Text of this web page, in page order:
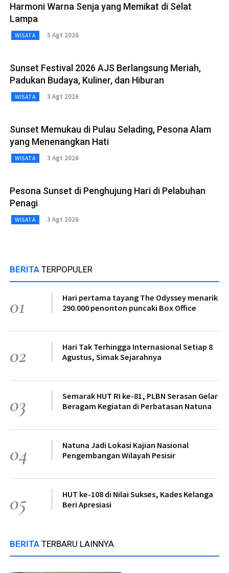
Harmoni Warna Senja yang Memikat di Selat
Lampa
WISATA 5 Agt 2026
Sunset Festival 2026 AJS Berlangsung Meriah,
Padukan Budaya, Kuliner, dan Hiburan
WISATA 3 Agt 2026
Sunset Memukau di Pulau Selading, Pesona Alam
yang Menenangkan Hati
WISATA 3 Agt 2026
Pesona Sunset di Penghujung Hari di Pelabuhan
Penagi
WISATA 3 Agt 2026
BERITA TERPOPULER
01
Hari pertama tayang The Odyssey menarik
290.000 penonton puncaki Box Office
02
Hari Tak Terhingga Internasional Setiap 8
Agustus, Simak Sejarahnya
03
Semarak HUT RI ke-81, PLBN Serasan Gelar
Beragam Kegiatan di Perbatasan Natuna
04
Natuna Jadi Lokasi Kajian Nasional
Pengembangan Wilayah Pesisir
05
HUT ke-108 di Nilai Sukses, Kades Kelanga
Beri Apresiasi
BERITA TERBARU LAINNYA